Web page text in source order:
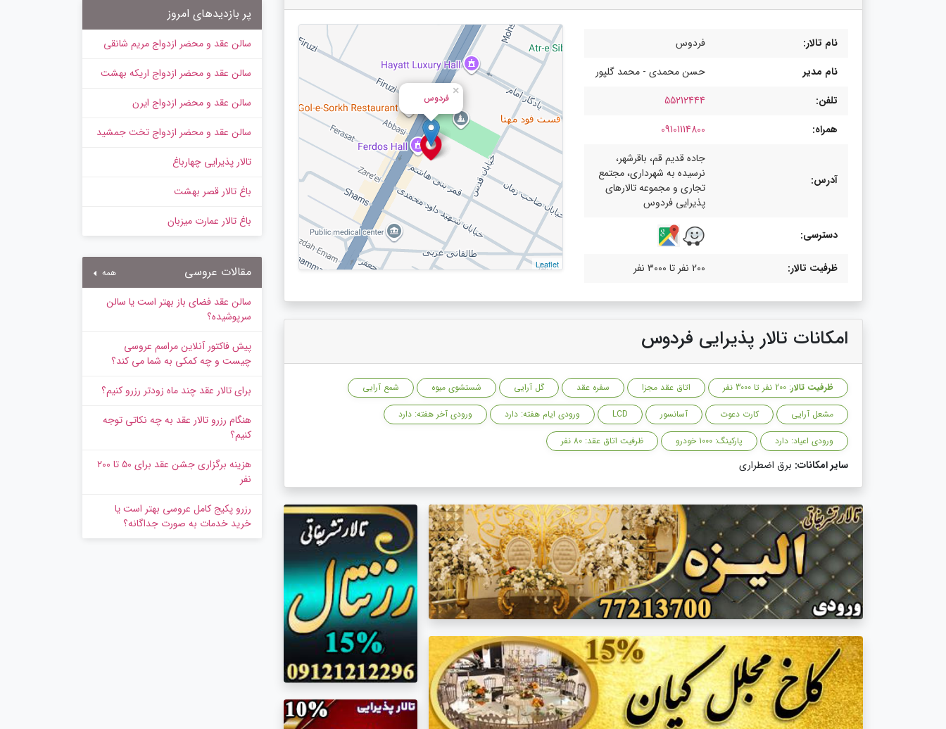
نام تالار:
فردوس
نام مدیر
حسن محمدی - محمد گلپور
تلفن:
55212444
همراه:
09101114800
آدرس:
جاده قدیم قم، باقرشهر،
نرسیده به شهرداری، مجتمع
تجاری و مجموعه تالارهای
پذیرایی فردوس
دسترسی:
ظرفیت تالار: 200 نفر تا 3000 نفر
فردوس
×
Leaflet
امکانات تالار پذیرایی فردوس
ظرفیت تالار: 200 نفر تا 3000 نفر اتاق عقد مجزا سفره عقد گل آرایی شستشوی میوه
شمع آرایی
مشعل آرایی
کارت دعوت آسانسور LCD ورودی ایام هفته: دارد
ورودی آخر هفته: دارد
ورودی اعیاد: دارد
پارکینگ: 1000 خودرو ظرفیت اتاق عقد: 80 نفر
سایر امکانات: برق اضطراری
پر بازدیدهای امروز
سالن عقد و محضر ازدواج مریم شانقی
سالن عقد و محضر ازدواج اریکه بهشت
سالن عقد و محضر ازدواج ایرن
سالن عقد و محضر ازدواج تخت جمشید
تالار پذیرایی چهارباغ
باغ تالار قصر بهشت
باغ تالار عمارت میزبان
مقالات عروسی همه
سالن عقد فضای باز بهتر است یا سالن
سرپوشیده؟
پیش‌ فاکتور آنلاین مراسم عروسی
چیست و چه کمکی به شما می کند؟
برای تالار عقد چند ماه زودتر رزرو کنیم؟
هنگام رزرو تالار عقد به چه نکاتی توجه
کنیم؟
هزینه برگزاری جشن عقد برای ۵۰ تا ۲۰۰
نفر
رزرو پکیج کامل عروسی بهتر است یا
خرید خدمات به‌ صورت جداگانه؟